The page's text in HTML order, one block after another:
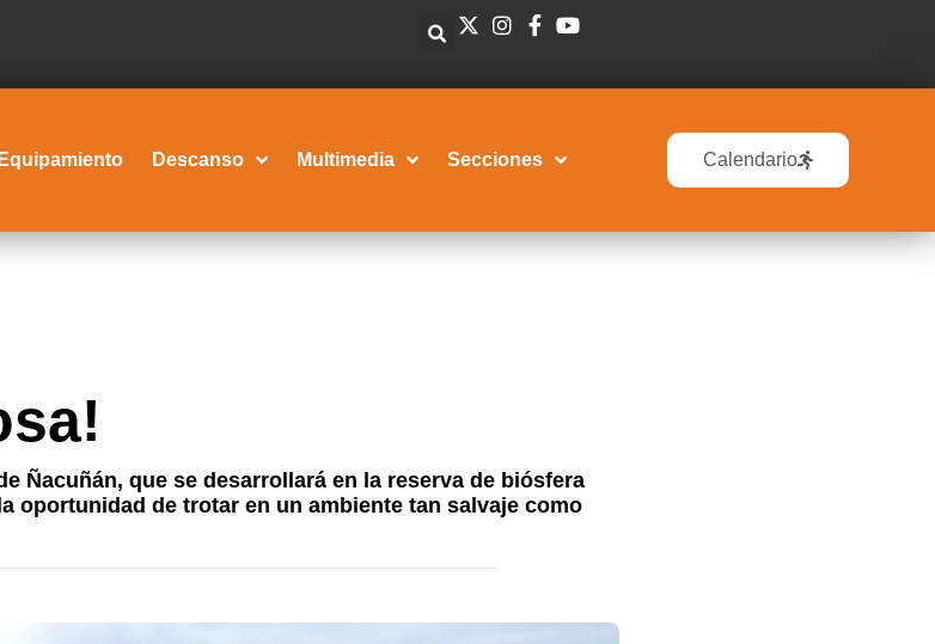
Equipamiento Descanso Multimedia Secciones Calendario
Ñacuñán, que se desarrollará en la reserva de biósfera
oportunidad de trotar en un ambiente tan salvaje como